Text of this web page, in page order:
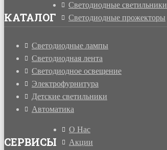
КАТАЛОГ
Светодиодные светильники
Светодиодные прожекторы
Светодиодные лампы
Светодиодная лента
Светодиодное освещение
Электрофурнитура
Детские светильники
Автоматика
СЕРВИСЫ
О Нас
Акции